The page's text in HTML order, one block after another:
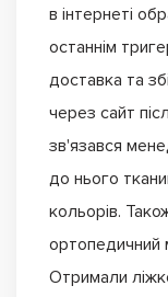
в інтернеті
останнім
доставка та
через сайт
зв'язався
до нього
кольорів.
ортопедичний
Отримали